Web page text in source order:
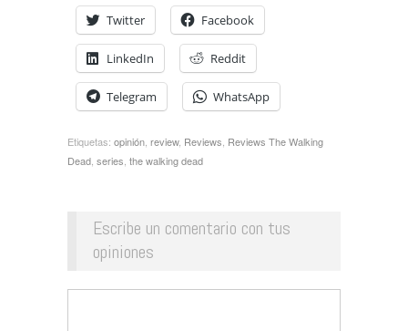
Twitter Facebook
LinkedIn Reddit
Telegram WhatsApp
Etiquetas: opinión review, Reviews Reviews The Walking
Dead series the walking dead
Escribe un comentario con tus
opiniones